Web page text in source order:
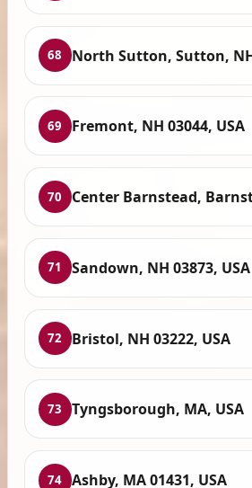
68 North Sutton, Sutton,
69 Fremont, NH 03044, USA
70 Center Barnstead,
71 Sandown, NH 03873, USA
72 Bristol, NH 03222, USA
73 Tyngsborough, MA, USA
74 Ashby, MA 01431, USA